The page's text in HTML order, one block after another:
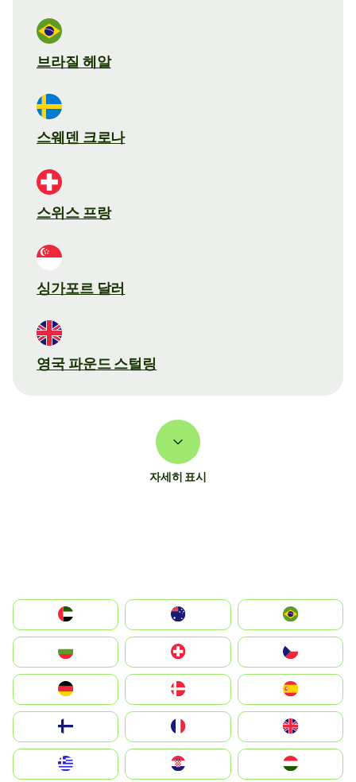
브라질 헤알
스웨덴 크로나
스위스 프랑
싱가포르 달러
영국 파운드 스털링
자세히 표시
الإمارات العربية المتحدة
Switzerland
Deutschland
United Kingdom
Magyarország